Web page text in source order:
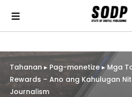
Tahanan ▸ Pag-monetize▸Mga
Rewards – Ano ang Kahulugan
Journalism